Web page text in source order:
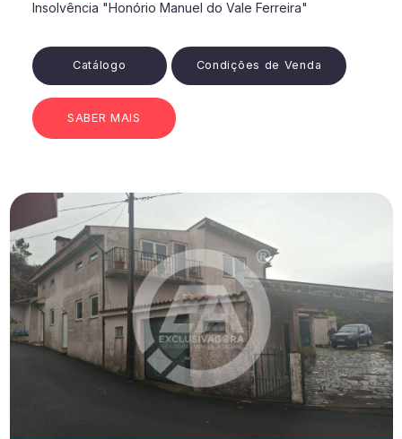
Insolvência "Honório Manuel do Vale Ferreira"
Catálogo Condições de Venda
SABER MAIS